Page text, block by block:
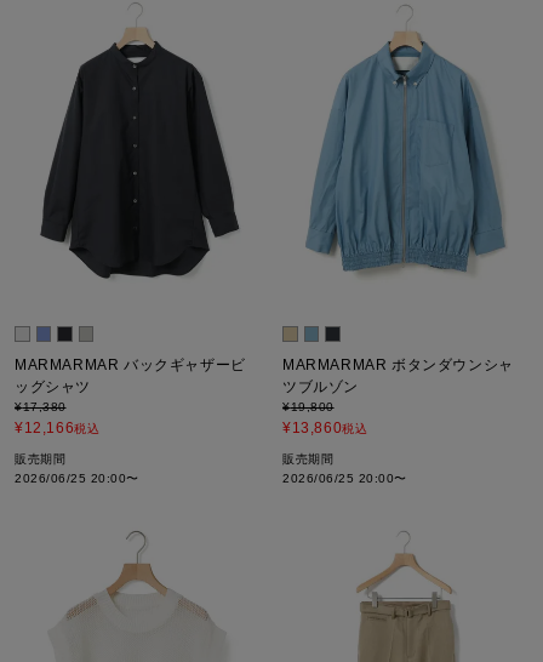
MARMARMAR バックギャザービ
ッグシャツ
¥17,380
¥12,166税込
販売期間
2026/06/25 20:00〜
MARMARMAR ボタンダウンシャ
ツブルゾン
¥19,800
¥13,860税込
販売期間
2026/06/25 20:00〜